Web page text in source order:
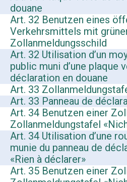
douane
Art. 32 Benutzen eines
Verkehrsmittels mit
Zollanmeldungsschild
Art. 32 Utilisation d’un
public muni d’une plaque
déclaration en douane
Art. 33
Art. 33 Panneau de
Art. 34 Benutzen einer
Zollanmeldungstafel
Art. 34 Utilisation d’une
munie du panneau de
«Rien à déclarer»
Art. 35 Benutzen einer